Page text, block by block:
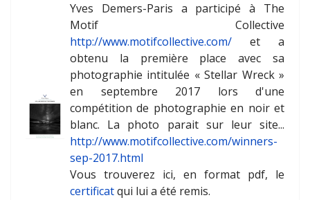
Yves Demers-Paris a participé à The
Motif Collective
http://www.motifcollective.com/ et a
obtenu la première place avec sa
photographie intitulée « Stellar Wreck »
en septembre 2017 lors d'une
compétition de photographie en noir et
blanc. La photo parait sur leur site...
http://www.motifcollective.com/winners-
sep-2017.html
Vous trouverez ici, en format pdf, le
certificatqui lui a été remis.